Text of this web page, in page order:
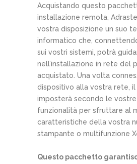
Acquistando questo
installazione remota,
vostra disposizione un suo
informatico che,
sui vostri sistemi, potrà
nell’installazione in rete del
acquistato. Una volta
dispositivo alla vostra rete,
imposterà secondo le
funzionalità per sfruttare al
caratteristiche della vostra
stampante o multifunzione
Questo pacchetto